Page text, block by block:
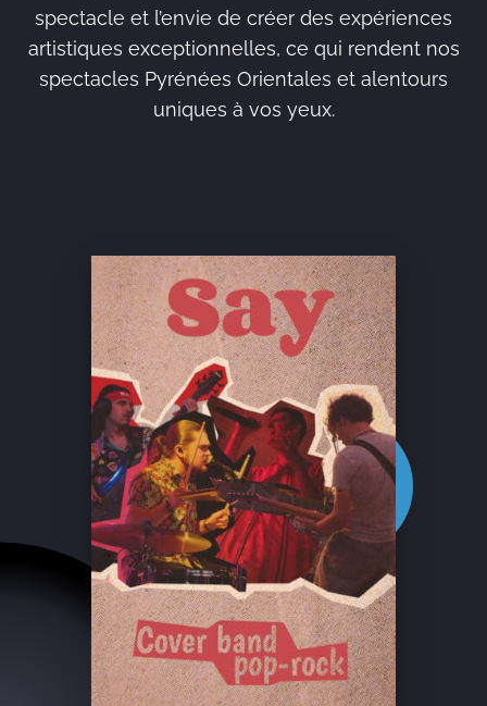
spectacle et l’envie de créer des expériences
artistiques exceptionnelles, ce qui rendent nos
spectacles Pyrénées Orientales et alentours
uniques à vos yeux.